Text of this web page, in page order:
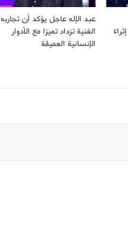
عبد الإله عاجل يؤكد أن تجاربه
الفنية تزداد تميزا مع الأدوار
الإنسانية العميقة